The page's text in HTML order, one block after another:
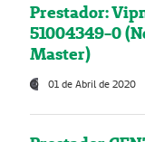
Prestador:
51004349-0
Master)
01 de Abril de 2020